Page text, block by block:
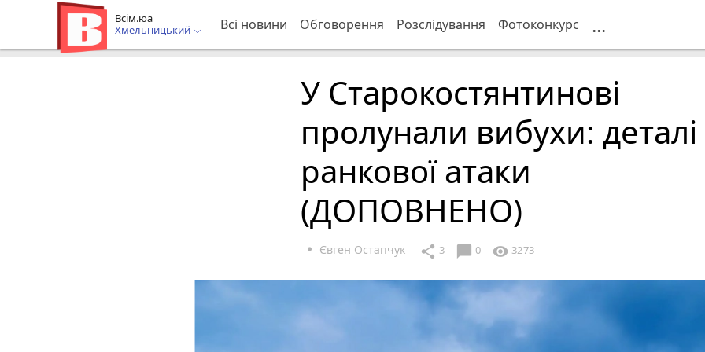
Всім.юа
Хмельницький
Всі новини Обговорення Розслідування Фотоконкурс ...
У Старокостянтинові
пролунали вибухи: деталі
ранкової атаки
(ДОПОВНЕНО)
Євген Остапчук share 3 chat_bubble 0 visibility 3273